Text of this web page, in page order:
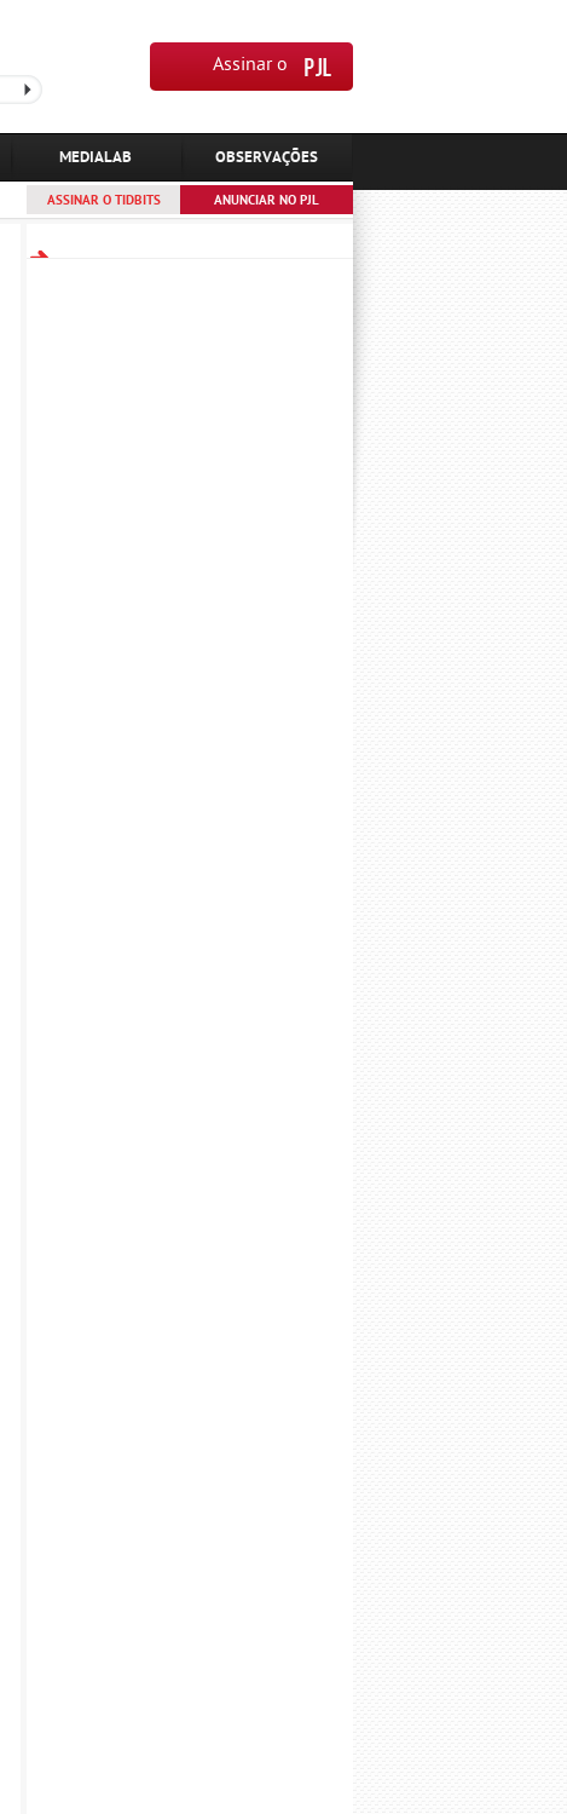
Assinar o
MEDIALAB OBSERVAÇÕES
ANUNCIAR NO PJL
ASSINAR O TIDBITS